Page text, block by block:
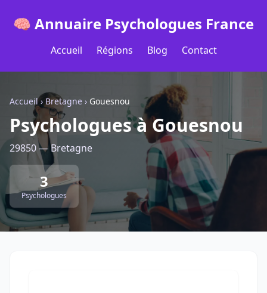
🧠 Annuaire Psychologues France
Accueil Régions Blog Contact
Accueil› Bretagne › Gouesnou
Psychologues à Gouesnou
29850 — Bretagne
3
Psychologues